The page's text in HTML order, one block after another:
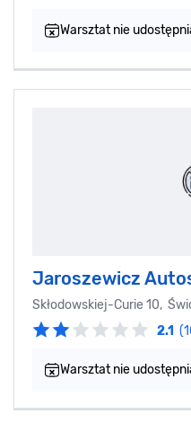
Warsztat nie
Jaroszewicz
Skłodowskiej-Curie 10,
2.1
Warsztat nie